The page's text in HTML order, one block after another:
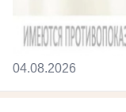
04.08.2026